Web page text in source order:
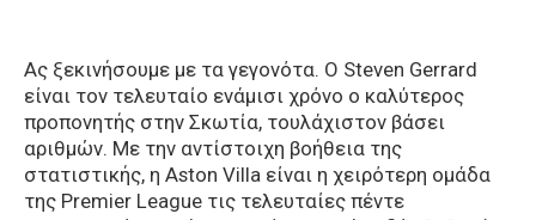
Ας ξεκινήσουμε με τα γεγονότα. Ο Steven Gerrard
είναι τον τελευταίο ενάμισι χρόνο ο καλύτερος
προπονητής στην Σκωτία, τουλάχιστον βάσει
αριθμών. Με την αντίστοιχη βοήθεια της
στατιστικής, η Aston Villa είναι η χειρότερη ομάδα
της Premier League τις τελευταίες πέντε